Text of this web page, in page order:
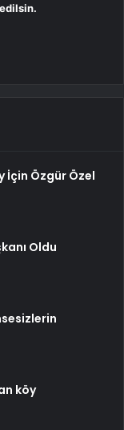
İçin Özgür Özel
Oldu
köy